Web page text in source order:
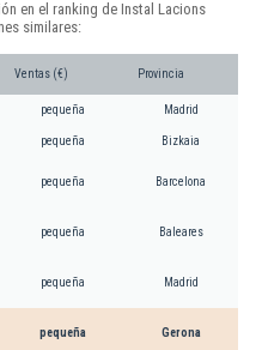
en el ranking de Instal Lacions
similares:
Ventas (€) Provincia
pequeña Madrid
pequeña Bizkaia
pequeña Barcelona
pequeña Baleares
pequeña Madrid
pequeña Gerona